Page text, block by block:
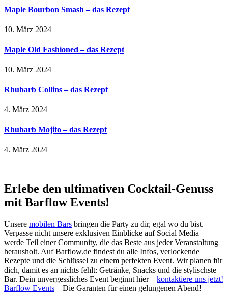
Maple Bourbon Smash – das Rezept
10. März 2024
Maple Old Fashioned – das Rezept
10. März 2024
Rhubarb Collins – das Rezept
4. März 2024
Rhubarb Mojito – das Rezept
4. März 2024
Erlebe den ultimativen Cocktail-Genuss
mit Barflow Events!
Unsere mobilen Bars bringen die Party zu dir, egal wo du bist.
Verpasse nicht unsere exklusiven Einblicke auf Social Media –
werde Teil einer Community, die das Beste aus jeder Veranstaltung
herausholt. Auf Barflow.de findest du alle Infos, verlockende
Rezepte und die Schlüssel zu einem perfekten Event. Wir planen für
dich, damit es an nichts fehlt: Getränke, Snacks und die stylischste
Bar. Dein unvergessliches Event beginnt hier – kontaktiere uns jetzt!
Barflow Events – Die Garanten für einen gelungenen Abend!